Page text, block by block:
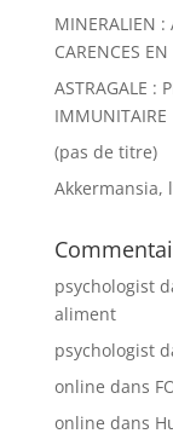
MINERALIEN :
CARENCES EN
ASTRAGALE :
IMMUNITAIRE
(pas de titre)
Akkermansia,
psychologist
aliment
psychologist
online dans
online dans